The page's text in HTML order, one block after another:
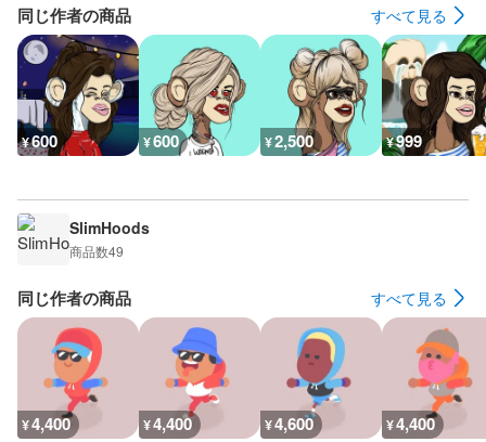
同じ作者の商品 すべて見る
¥600 ¥600 ¥2,500 ¥999
SlimHoods
商品数49
同じ作者の商品 すべて見る
¥4,400 ¥4,400 ¥4,600 ¥4,400